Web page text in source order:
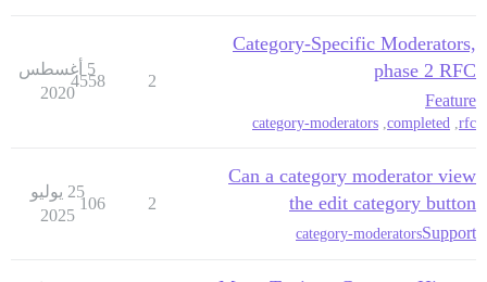
Category-Specific Moderators,
phase 2 RFC
Feature
rfc
,
completed
,
category-moderators
2
4558
5 أغسطس
2020
Can a category moderator view
the edit category button
Support
category-moderators
2
106
25 يوليو
2025